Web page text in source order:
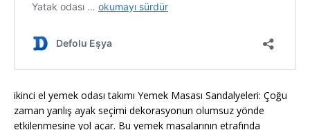
ikinci el yemek odası takımı Yemek Masası Sandalyeleri: Çoğu
zaman yanlış ayak seçimi dekorasyonun olumsuz yönde
etkilenmesine yol açar. Bu yemek masalarının etrafında